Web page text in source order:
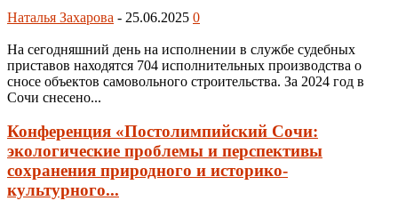
Наталья Захарова - 25.06.2025 0
На сегодняшний день на исполнении в службе судебных
приставов находятся 704 исполнительных производства о
сносе объектов самовольного строительства. За 2024 год в
Сочи снесено...
Конференция «Постолимпийский Сочи:
экологические проблемы и перспективы
сохранения природного и историко-
культурного...